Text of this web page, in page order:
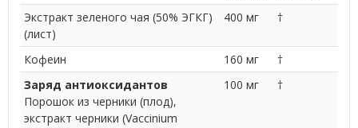
Экстракт зеленого чая (50% ЭГКГ)
(лист)
400 мг †
Кофеин 160 мг
†
Заряд антиоксидантов
Порошок из черники (плод),
экстракт черники (Vaccinium
100 мг †